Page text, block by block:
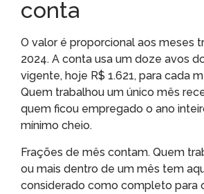
conta
O valor é proporcional aos meses
2024. A conta usa um doze avos
vigente, hoje R$ 1.621, para cada
Quem trabalhou um único mês
quem ficou empregado o ano
mínimo cheio.
Frações de mês contam. Quem
ou mais dentro de um mês tem
considerado como completo para